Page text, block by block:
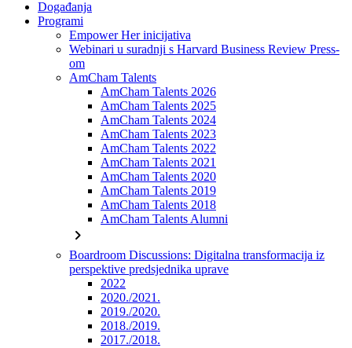
Događanja
Programi
Empower Her inicijativa
Webinari u suradnji s Harvard Business Review Press-
om
AmCham Talents
AmCham Talents 2026
AmCham Talents 2025
AmCham Talents 2024
AmCham Talents 2023
AmCham Talents 2022
AmCham Talents 2021
AmCham Talents 2020
AmCham Talents 2019
AmCham Talents 2018
AmCham Talents Alumni
chevron_right
Boardroom Discussions: Digitalna transformacija iz
perspektive predsjednika uprave
2022
2020./2021.
2019./2020.
2018./2019.
2017./2018.